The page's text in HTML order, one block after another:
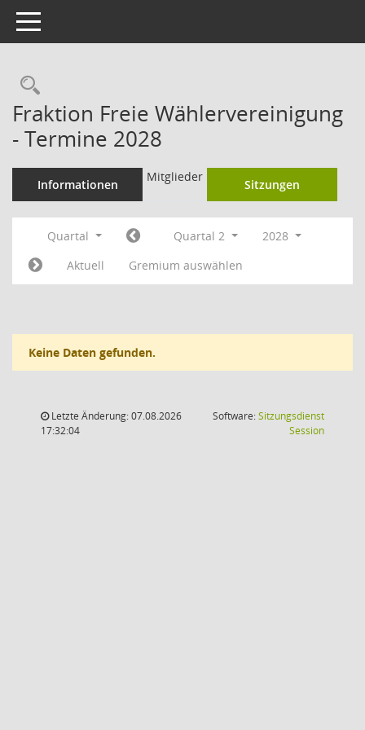
Toggle navigation
Rechercheauswahl
Fraktion Freie Wählervereinigung
- Termine 2028
Informationen
Mitglieder
Sitzungen
Quartal Quartal 2
2028
Aktuell
Gremium auswählen
Keine Daten gefunden.
Letzte Änderung: 07.08.2026
17:32:04
Software:Sitzungsdienst
Session(Wird in